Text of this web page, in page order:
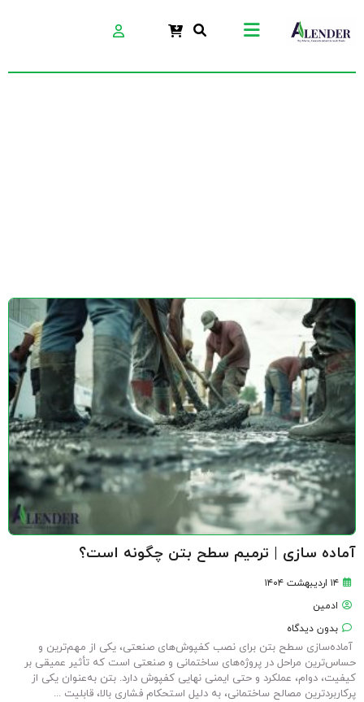
04 مرداد 2025 آلندر-
آماده سازی | ترمیم سطح بتن چگونه است؟
۱۴ اردیبهشت ۱۴۰۴
ادمین
بدون دیدگاه
آماده‌سازی سطح بتن برای نصب کفپوش‌های صنعتی، یکی از مهم‌ترین و
حساس‌ترین مراحل در پروژه‌های ساختمانی و صنعتی است که تأثیر عمیقی بر
کیفیت، دوام، عملکرد و حتی ایمنی نهایی کفپوش دارد. بتن به‌عنوان یکی از
پرکاربردترین مصالح ساختمانی، به دلیل استحکام فشاری بالا، قابلیت ...